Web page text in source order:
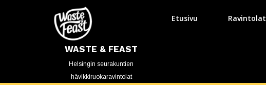
WASTE & FEAST
Helsingin seurakuntien
hävikkiruokaravintolat
Etusivu Ravintolat